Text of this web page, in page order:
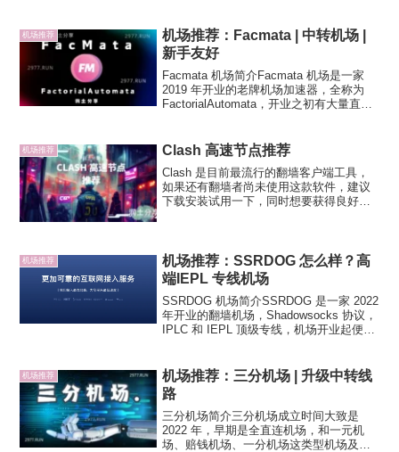
机场推荐
机场推荐：Facmata | 中转机场 |
新手友好
Facmata 机场简介Facmata 机场是一家
2019 年开业的老牌机场加速器，全称为
FactorialAutomata，开业之初有大量直连
端支持 Win...
机场推荐 Clash 高速节点推荐
Clash 是目前最流行的翻墙客户端工具，
如果还有翻墙者尚未使用这款软件，建议
下载安装试用一下，同时想要获得良好的
的的翻墙节...
机场推荐
机场推荐：SSRDOG 怎么样？高
端IEPL 专线机场
SSRDOG 机场简介SSRDOG 是一家 2022
年开业的翻墙机场，Shadowsocks 协议，
IPLC 和 IEPL 顶级专线，机场开业起便打
机场推荐
机场推荐：三分机场 | 升级中转线
路
三分机场简介三分机场成立时间大致是
2022 年，早期是全直连机场，和一元机
场、赔钱机场、一分机场这类型机场及其